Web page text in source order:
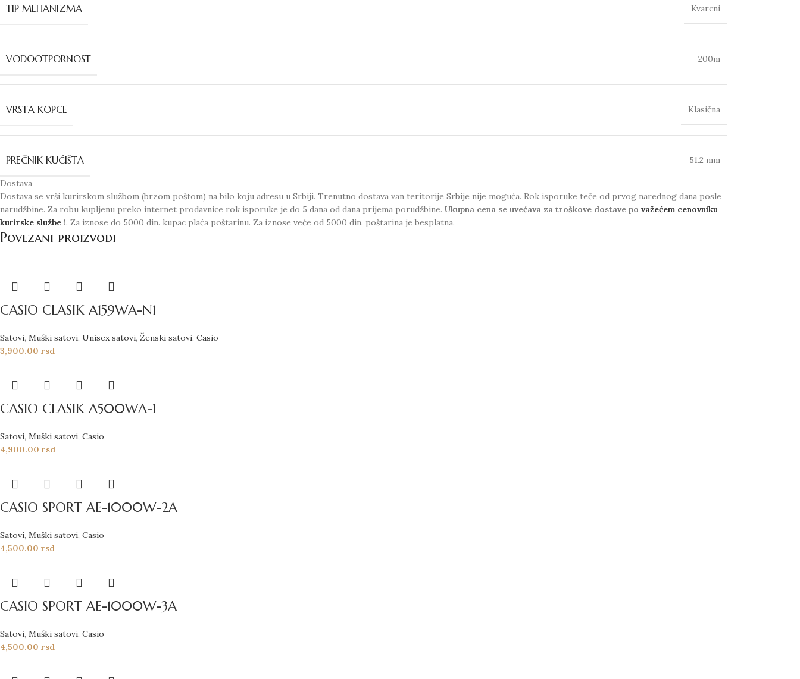
TIP MEHANIZMA Kvarcni
VODOOTPORNOST 200m
VRSTA KOPCE Klasična
PREČNIK KUĆIŠTA 51.2 mm
Dostava
Dostava se vrši kurirskom službom (brzom poštom) na bilo koju adresu u Srbiji. Trenutno dostava van teritorije Srbije nije moguća. Rok isporuke teče od prvog narednog dana posle
narudžbine. Za robu kupljenu preko internet prodavnice rok isporuke je do 5 dana od dana prijema porudžbine. Ukupna cena se uvećava za troškove dostave po važećem cenovniku
kurirske službe !. Za iznose do 5000 din. kupac plaća poštarinu. Za iznose veće od 5000 din. poštarina je besplatna.
Povezani proizvodi
CASIO CLASIK A159WA-N1
Satovi, Muški satovi, Unisex satovi, Ženski satovi, Casio
3,900.00 rsd
CASIO CLASIK A500WA-1
Satovi, Muški satovi, Casio
4,900.00 rsd
CASIO SPORT AE-1000W-2A
Satovi, Muški satovi, Casio
4,500.00 rsd
CASIO SPORT AE-1000W-3A
Satovi, Muški satovi, Casio
4,500.00 rsd